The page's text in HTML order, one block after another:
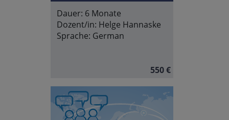
Dauer: 6 Monate
Dozent/in: Helge Hannaske
Sprache: German
550 €